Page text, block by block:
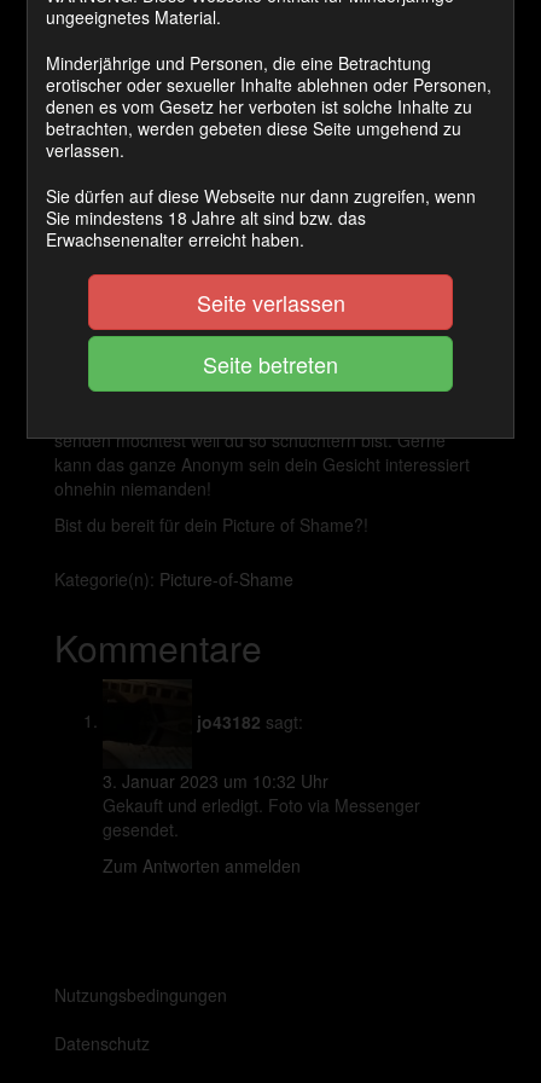
Preis:
1000 Coins
Cashback Ø:
50 Coins
JETZT KAUFEN
Du bist zeige geil?! Du möchtest gerne simple Aufgabe
für mich erledigen!
Ziel dieser Aufgaben Serie ist es deine Bedürfnisse rund
um die Vorführungswünsche zu stillen.
senden möchtest weil du so schüchtern bist. Gerne
kann das ganze Anonym sein dein Gesicht interessiert
ohnehin niemanden!
Bist du bereit für dein Picture of Shame?!
Kategorie(n): Picture-of-Shame
Kommentare
jo43182 sagt:
3. Januar 2023 um 10:32 Uhr
Gekauft und erledigt. Foto via Messenger
gesendet.
Zum Antworten anmelden
Nutzungsbedingungen
Datenschutz
ungeeignetes Material.
Minderjährige und Personen, die eine Betrachtung
erotischer oder sexueller Inhalte ablehnen oder Personen,
denen es vom Gesetz her verboten ist solche Inhalte zu
betrachten, werden gebeten diese Seite umgehend zu
verlassen.
Sie dürfen auf diese Webseite nur dann zugreifen, wenn
Sie mindestens 18 Jahre alt sind bzw. das
Erwachsenenalter erreicht haben.
Seite verlassen